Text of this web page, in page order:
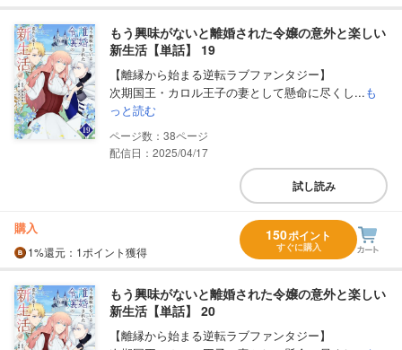
もう興味がないと離婚された令嬢の意外と楽しい
新生活【単話】 19
【離縁から始まる逆転ラブファンタジー】
次期国王・カロル王子の妻として懸命に尽くし...も
っと読む
38
配信日：2025/04/17
試し読み
購入
1%還元 ：1ポイント獲得
150ポイント
すぐに購入
もう興味がないと離婚された令嬢の意外と楽しい
新生活【単話】 20
【離縁から始まる逆転ラブファンタジー】